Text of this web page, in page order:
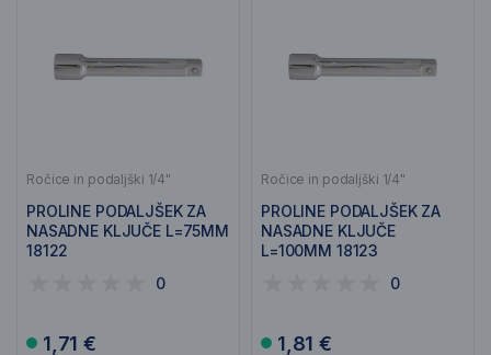
Ročice in podaljški 1/4"
PROLINE PODALJŠEK ZA
NASADNE KLJUČE L=75MM
18122
0
1,71 €
Ročice in podaljški 1/4"
PROLINE PODALJŠEK ZA
NASADNE KLJUČE
L=100MM 18123
0
1,81 €